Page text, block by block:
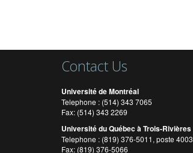
Contact Us
Université de Montréal
Telephone : (514) 343 7065
Fax: (514) 343 2269
Université du Québec à Trois-Rivières
Telephone : (819) 376-5011, poste 4003
Fax: (819) 376-5066